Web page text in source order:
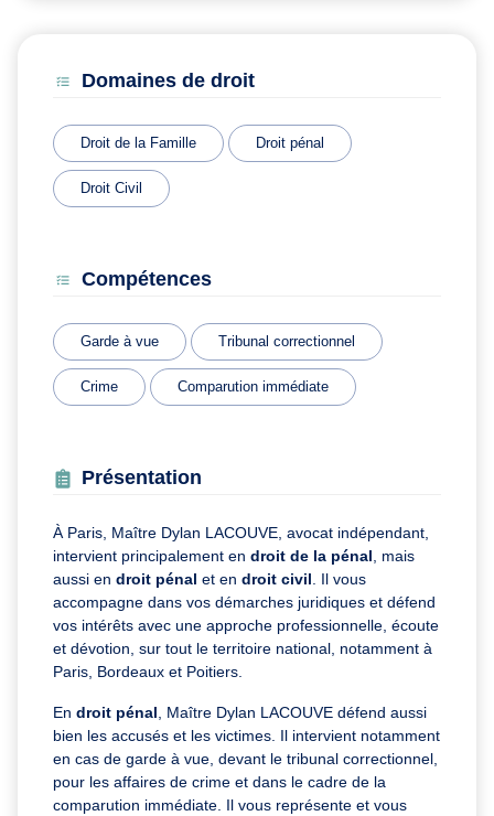
Domaines de droit
Droit de la Famille Droit pénal
Droit Civil
Compétences
Garde à vue Tribunal correctionnel
Crime Comparution immédiate
Présentation
À Paris, Maître Dylan LACOUVE, avocat indépendant,
intervient principalement en droit de la pénal, mais
aussi en droit pénal et en droit civil. Il vous
accompagne dans vos démarches juridiques et défend
vos intérêts avec une approche professionnelle, écoute
et dévotion, sur tout le territoire national, notamment à
Paris, Bordeaux et Poitiers.
En droit pénal, Maître Dylan LACOUVE défend aussi
bien les accusés et les victimes. Il intervient notamment
en cas de garde à vue, devant le tribunal correctionnel,
pour les affaires de crime et dans le cadre de la
comparution immédiate. Il vous représente et vous